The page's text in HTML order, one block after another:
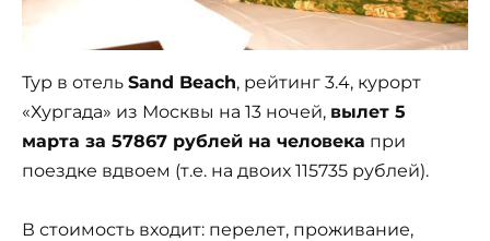
Тур в отель Sand Beach, рейтинг 3.4, курорт
«Хургада» из Москвы на 13 ночей, вылет 5
марта за 57867 рублей на человека при
поездке вдвоем (т.е. на двоих 115735 рублей).
В стоимость входит: перелет, проживание,